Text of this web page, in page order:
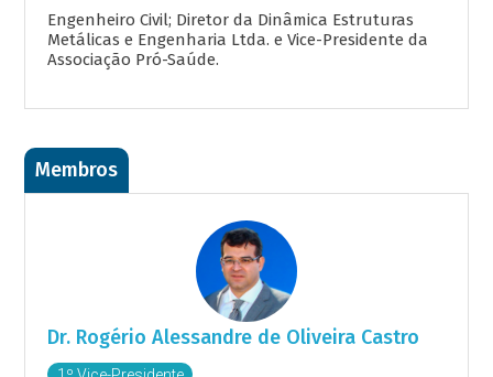
Engenheiro Civil; Diretor da Dinâmica Estruturas
Metálicas e Engenharia Ltda. e Vice-Presidente da
Associação Pró-Saúde.
Membros
Dr. Rogério Alessandre de Oliveira Castro